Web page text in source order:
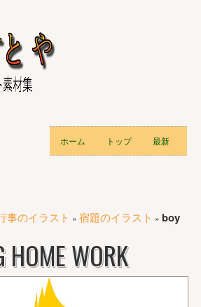
ホーム トップ 最新
事のイラスト » 宿題のイラスト » boy
HOME WORK